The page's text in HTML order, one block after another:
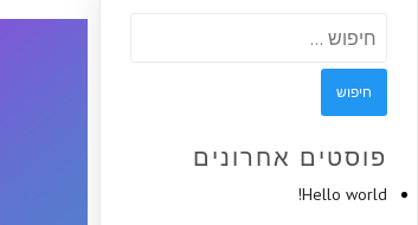
פוסטים אחרונים
Hello world!